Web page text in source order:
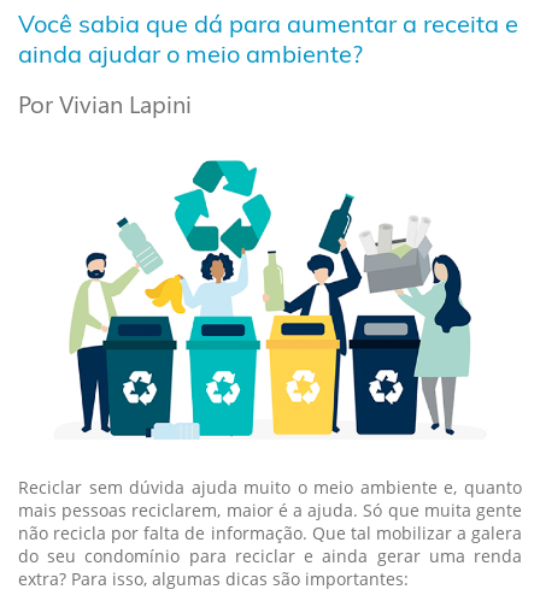
Você sabia que dá para aumentar a receita e
ainda ajudar o meio ambiente?
Por Vivian Lapini
Reciclar sem dúvida ajuda muito o meio ambiente e, quanto
mais pessoas reciclarem, maior é a ajuda. Só que muita gente
não recicla por falta de informação. Que tal mobilizar a galera
do seu condomínio para reciclar e ainda gerar uma renda
extra? Para isso, algumas dicas são importantes: